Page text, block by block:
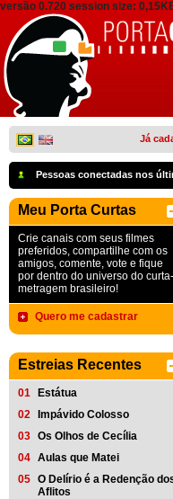
versão 0.720 session size:
Já
Pessoas conectadas nos
Meu Porta Curtas
Crie canais com seus filmes
preferidos, compartilhe com os
amigos, comente, vote e fique
por dentro do universo do curta-
metragem brasileiro!
Quero me cadastrar
Estreias Recentes
01
Estátua
02
Impávido Colosso
03 Os Olhos de Cecília
04 Aulas que Matei
05 O Delírio é a Redenção
Aflitos